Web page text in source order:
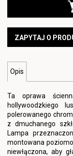
ZAPYTAJ O
Opis
Ta oprawa
hollywoodzkiego
polerowanego
z dmuchanego
Lampa
montowana
niewłączona, aby